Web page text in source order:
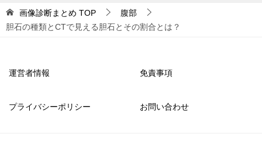
画像診断まとめ TOP
腹部
胆石の種類とCTで見える胆石とその割合とは？
運営者情報 免責事項
プライバシーポリシー お問い合わせ